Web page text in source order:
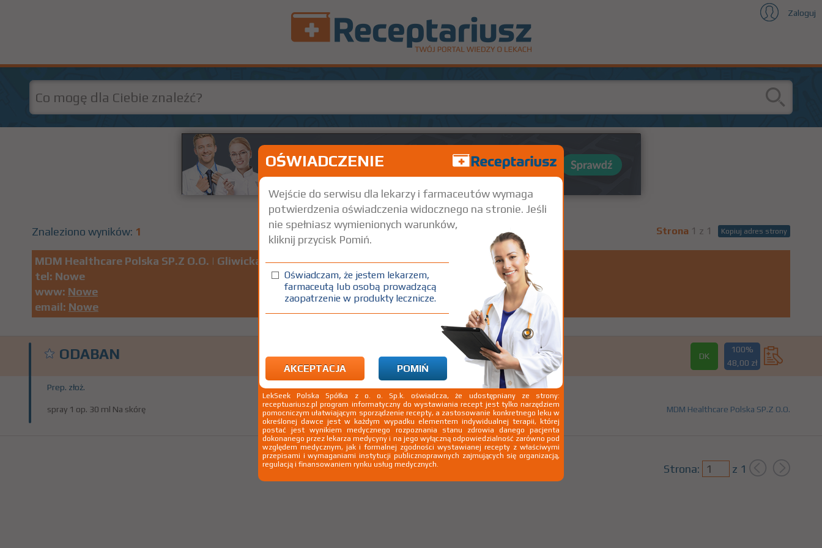
Zaloguj
Znaleziono wyników: 1 Kopiuj adres strony
Strona 1 z 1
MDM Healthcare Polska SP.Z O.O. | Gliwicka 10 Tarnowskie Góry
tel: Nowe
www: Nowe
email: Nowe
ODABAN DK
100%
48,00 zł
Prep. złoż.
spray 1 op. 30 ml Na skórę MDM Healthcare Polska SP.Z O.O.
Strona: z 1
OŚWIADCZENIE
Wejście do serwisu dla lekarzy i farmaceutów wymaga
potwierdzenia oświadczenia widocznego na stronie. Jeśli
nie spełniasz wymienionych warunków,
kliknij przycisk Pomiń.
Oświadczam, że jestem lekarzem,
farmaceutą lub osobą prowadzącą
zaopatrzenie w produkty lecznicze.
AKCEPTACJA POMIŃ
LekSeek Polska Spółka z o. o. Sp.k. oświadcza, że udostępniany ze strony:
receptuariusz.pl program informatyczny do wystawiania recept jest tylko narzędziem
pomocniczym ułatwiającym sporządzenie recepty, a zastosowanie konkretnego leku w
określonej dawce jest w każdym wypadku elementem indywidualnej terapii, której
postać jest wynikiem medycznego rozpoznania stanu zdrowia danego pacjenta
dokonanego przez lekarza medycyny i na jego wyłączną odpowiedzialność zarówno pod
względem medycznym, jak i formalnej zgodności wystawianej recepty z właściwymi
przepisami i wymaganiami instytucji publicznoprawnych zajmujących się organizacją,
regulacją i finansowaniem rynku usług medycznych.